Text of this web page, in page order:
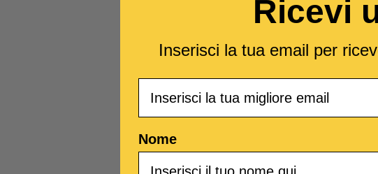
Ricevi
Inserisci la tua email per
Nome